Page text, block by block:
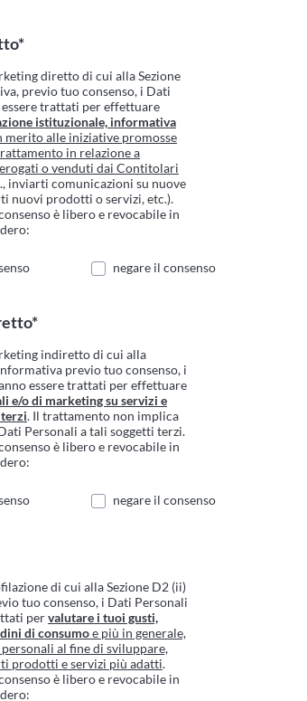
diretto di cui alla Sezione
previo tuo consenso, i Dati
trattati per effettuare
istituzionale, informativa
merito alle iniziative promosse
in relazione a
o venduti dai Contitolari
inviarti comunicazioni su nuove
nuovi prodotti o servizi, etc.).
è libero e revocabile in
negare il consenso
indiretto di cui alla
previo tuo consenso, i
essere trattati per effettuare
e/o di marketing su servizi e
. Il trattamento non implica
Personali a tali soggetti terzi.
è libero e revocabile in
negare il consenso
di cui alla Sezione D2 (ii)
tuo consenso, i Dati Personali
pervalutare i tuoi gusti,
di consumoe più in generale,
al fine di sviluppare,
prodotti e servizi più adatti.
è libero e revocabile in